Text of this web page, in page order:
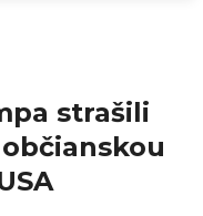
strašili